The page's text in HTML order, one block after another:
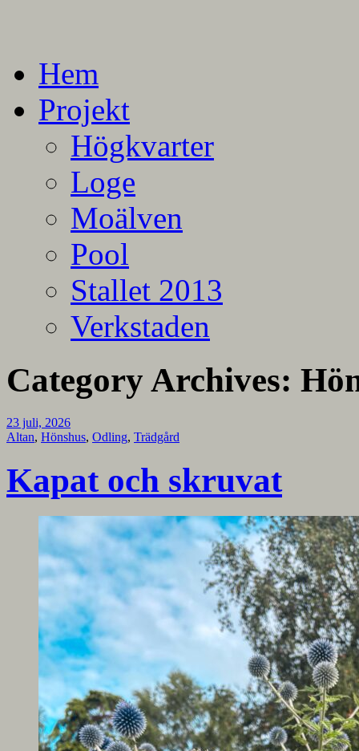
Hem
Projekt
Högkvarter
Loge
Moälven
Pool
Stallet 2013
Verkstaden
Category Archives:
23 juli, 2026
Altan, Hönshus, Odling, Trädgård
Kapat och skruvat